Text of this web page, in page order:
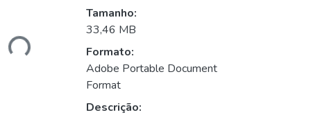
Tamanho:
33,46 MB
Formato:
Adobe Portable Document
Format
Descrição: